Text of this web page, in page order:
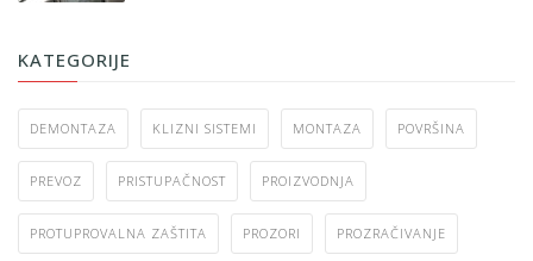
KATEGORIJE
DEMONTAZA KLIZNI SISTEMI MONTAZA POVRŠINA
PREVOZ PRISTUPAČNOST PROIZVODNJA
PROTUPROVALNA ZAŠTITA PROZORI PROZRAČIVANJE